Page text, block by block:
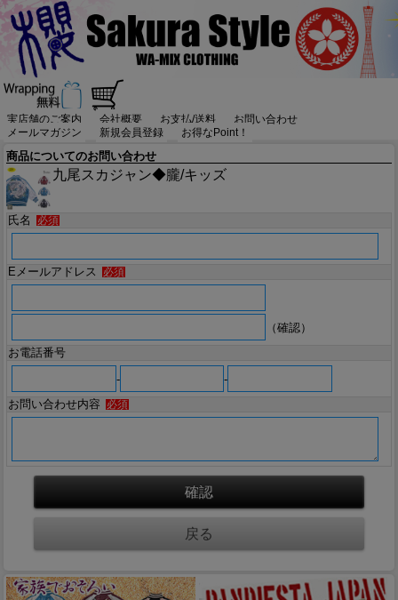
実店舗のご案内 会社概要 お支払/送料
お問い合わせ
メールマガジン
新規会員登録 お得なPoint！
商品についてのお問い合わせ
九尾スカジャン◆朧/キッズ
氏名 必須
Eメールアドレス 必須
（確認）
お電話番号
-
-
お問い合わせ内容
必須